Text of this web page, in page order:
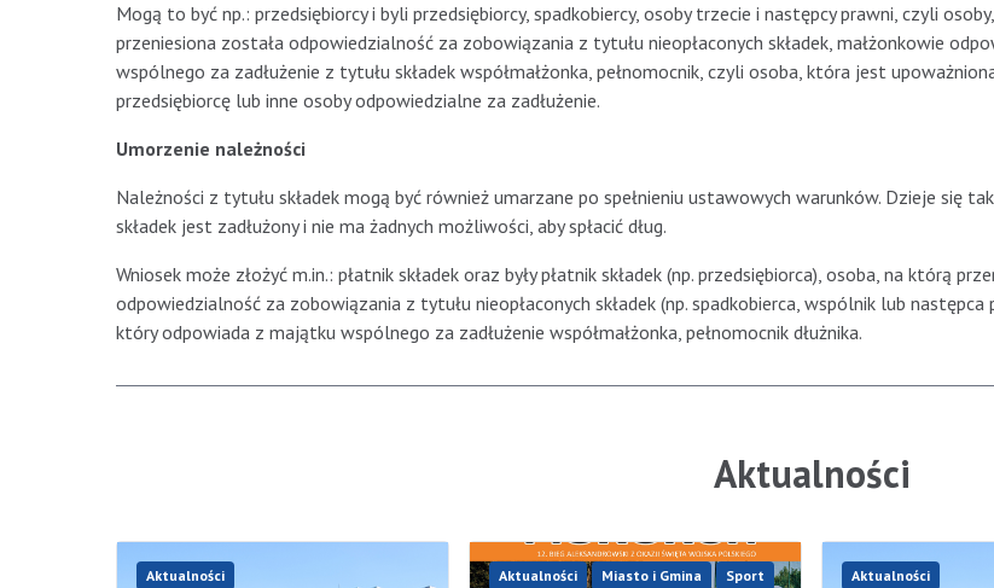
Mogą to być np.: przedsiębiorcy i byli przedsiębiorcy, spadkobiercy, osoby trzecie i następcy prawni, czyli
przeniesiona została odpowiedzialność za zobowiązania z tytułu nieopłaconych składek, małżonkowie
wspólnego za zadłużenie z tytułu składek współmałżonka, pełnomocnik, czyli osoba, która jest
przedsiębiorcę lub inne osoby odpowiedzialne za zadłużenie.
Umorzenie należności
Należności z tytułu składek mogą być również umarzane po spełnieniu ustawowych warunków. Dzieje się
składek jest zadłużony i nie ma żadnych możliwości, aby spłacić dług.
Wniosek może złożyć m.in.: płatnik składek oraz były płatnik składek (np. przedsiębiorca), osoba, na którą
odpowiedzialność za zobowiązania z tytułu nieopłaconych składek (np. spadkobierca, wspólnik lub następca
który odpowiada z majątku wspólnego za zadłużenie współmałżonka, pełnomocnik dłużnika.
Aktualności
Aktualności Aktualności Miasto i Gmina Sport Aktualności